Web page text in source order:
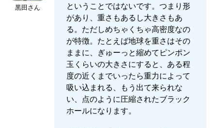
黒田さん
ということではないです。つまり形
があり、重さもあるし大きさもあ
る。ただしめちゃくちゃ高密度なの
が特徴。たとえば地球を重さはその
ままに、ぎゅーっと縮めてピンポン
玉くらいの大きさにすると、ある程
度の近くまでいったら重力によって
吸い込まれる、もう出て来られな
い、点のように圧縮されたブラック
ホールになります。